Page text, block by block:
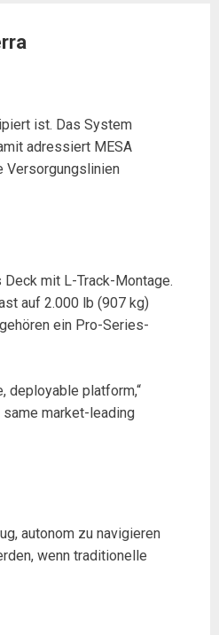
ist. Das System
adressiert MESA
Versorgungslinien
mit L-Track-Montage.
auf 2.000 lb (907 kg)
ein Pro-Series-
deployable platform,“
market-leading
autonom zu navigieren
wenn traditionelle